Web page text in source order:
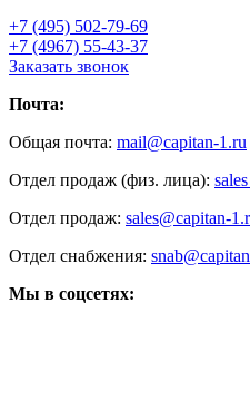
+7 (495) 502-79-69
+7 (4967) 55-43-37
Заказать звонок
Почта:
Общая почта: mail@capitan-1.ru
Отдел продаж (физ. лица):
Отдел продаж: sales@capitan-
Отдел снабжения:
Мы в соцсетях: